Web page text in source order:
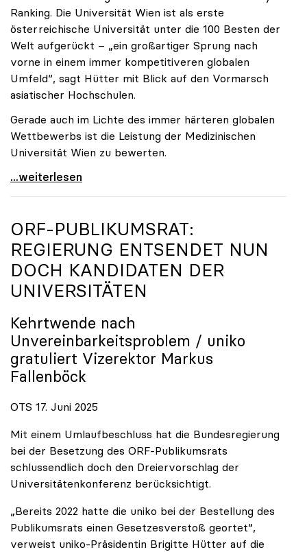
Ranking. Die Universität Wien ist als erste
österreichische Universität unter die 100 Besten der
Welt aufgerückt – „ein großartiger Sprung nach
vorne in einem immer kompetitiveren globalen
Umfeld“, sagt Hütter mit Blick auf den Vormarsch
asiatischer Hochschulen.
Gerade auch im Lichte des immer härteren globalen
Wettbewerbs ist die Leistung der Medizinischen
Universität Wien zu bewerten.
„Top-Rankingplätze heimischer Universitäten geben
...weiterlesen
ORF-PUBLIKUMSRAT:
REGIERUNG ENTSENDET NUN
DOCH KANDIDATEN DER
UNIVERSITÄTEN
Kehrtwende nach
Unvereinbarkeitsproblem / uniko
gratuliert Vizerektor Markus
Fallenböck
OTS 17. Juni 2025
Mit einem Umlaufbeschluss hat die Bundesregierung
bei der Besetzung des ORF-Publikumsrats
schlussendlich doch den Dreiervorschlag der
Universitätenkonferenz berücksichtigt.
„Bereits 2022 hatte die uniko bei der Bestellung des
Publikumsrats einen Gesetzesverstoß geortet“,
verweist uniko-Präsidentin Brigitte Hütter auf die